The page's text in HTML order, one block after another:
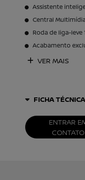
Assistente
Central
Roda de liga-leve
Acabamento
VER MAIS
FICHA TÉCNICA
ENTRAR
CONTATO